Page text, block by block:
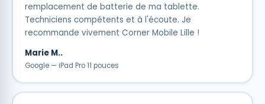
remplacement de batterie de ma tablette.
Techniciens compétents et à l'écoute. Je
recommande vivement Corner Mobile Lille !
Marie M..
Google — iPad Pro 11 pouces